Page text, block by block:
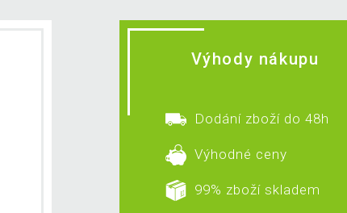
Výhody nákupu
Dodání zboží do 48h
Výhodné ceny
99% zboží skladem